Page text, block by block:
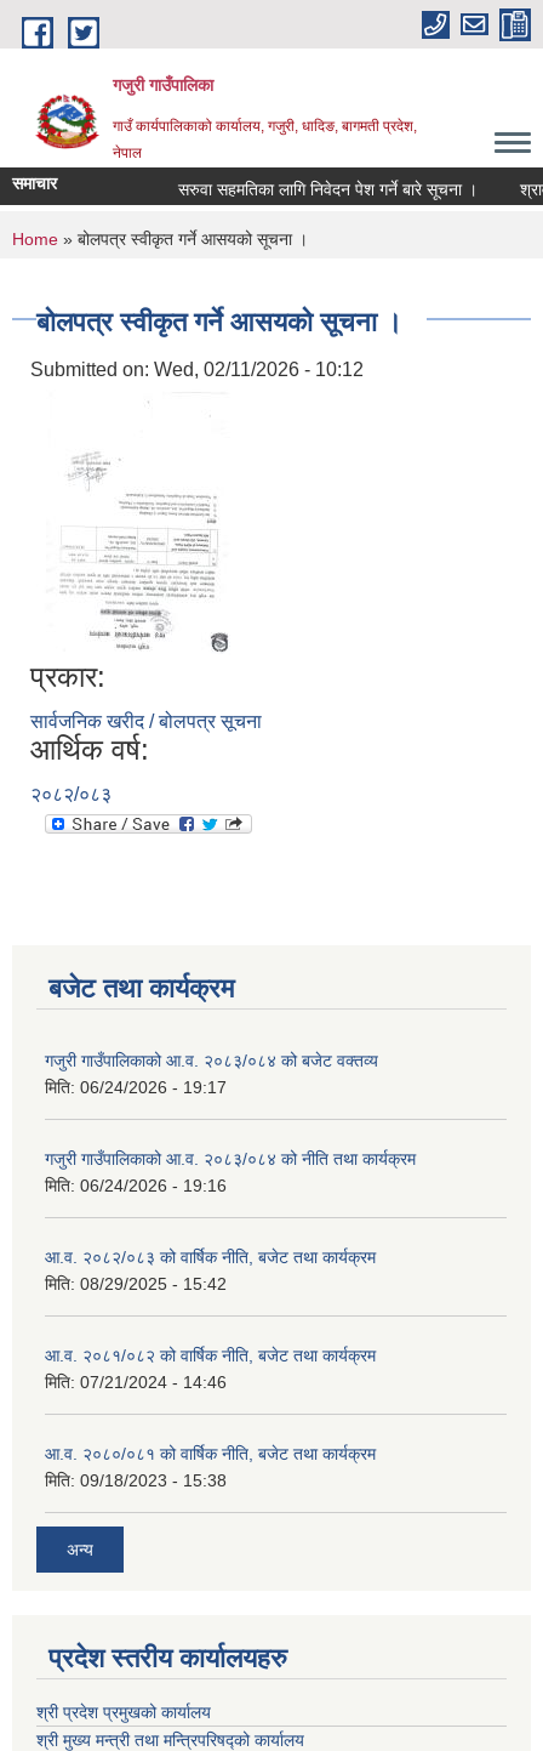
Skip to main content
गजुरी गाउँपालिका
गाउँ कार्यपालिकाको कार्यालय, गजुरी, धादिङ, बागमती प्रदेश,
नेपाल
समाचार सरुवा सहमतिका लागि निवेदन पेश गर्ने बारे सूचना ।
You are here
Home » बोलपत्र स्वीकृत गर्ने आसयको सूचना ।
बोलपत्र स्वीकृत गर्ने आसयको सूचना ।
Submitted on: Wed, 02/11/2026 - 10:12
प्रकार:
सार्वजनिक खरीद / बोलपत्र सूचना
आर्थिक वर्ष:
२०८२/०८३
बजेट तथा कार्यक्रम
गजुरी गाउँपालिकाको आ.व. २०८३/०८४ को बजेट वक्तव्य
मिति: 06/24/2026 - 19:17
गजुरी गाउँपालिकाको आ.व. २०८३/०८४ को नीति तथा कार्यक्रम
मिति: 06/24/2026 - 19:16
आ.व. २०८२/०८३ को वार्षिक नीति, बजेट तथा कार्यक्रम
मिति: 08/29/2025 - 15:42
आ.व. २०८१/०८२ को वार्षिक नीति, बजेट तथा कार्यक्रम
मिति: 07/21/2024 - 14:46
आ.व. २०८०/०८१ को वार्षिक नीति, बजेट तथा कार्यक्रम
मिति: 09/18/2023 - 15:38
अन्य
प्रदेश स्तरीय कार्यालयहरु
श्री प्रदेश प्रमुखको कार्यालय
श्री मुख्य मन्त्री तथा मन्त्रिपरिषद्को कार्यालय